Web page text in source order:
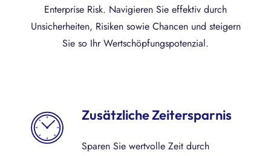
Enterprise Risk. Navigieren Sie effektiv durch
Unsicherheiten, Risiken sowie Chancen und steigern
Sie so Ihr Wertschöpfungspotenzial.
Zusätzliche Zeitersparnis
Sparen Sie wertvolle Zeit durch